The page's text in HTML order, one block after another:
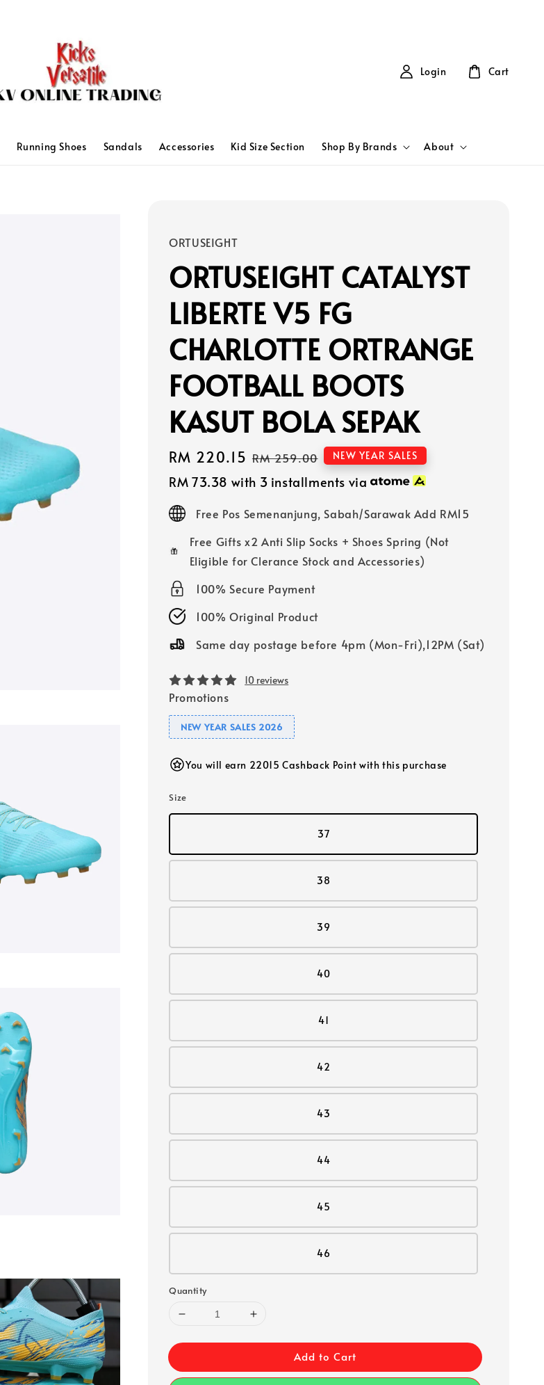
Running Shoes Sandals Accessories Kid Size Section Shop By Brands About
Login Cart
ORTUSEIGHT
ORTUSEIGHT CATALYST
LIBERTE V5 FG
CHARLOTTE ORTRANGE
FOOTBALL BOOTS
KASUT BOLA SEPAK
Sale
price
RM 220.15 Regular
price
RM 259.00 NEW YEAR SALES
RM 73.38 with 3 installments via
Free Pos Semenanjung, Sabah/Sarawak Add RM15
Free Gifts x2 Anti Slip Socks + Shoes Spring (Not
Eligible for Clerance Stock and Accessories)
100% Secure Payment
100% Original Product
Same day postage before 4pm (Mon-Fri),12PM (Sat)
10 reviews
Promotions
NEW YEAR SALES 2026
You will earn 22015 Cashback Point with this purchase
Size
37
38
39
40
41
42
43
44
45
46
Quantity
Add to Cart